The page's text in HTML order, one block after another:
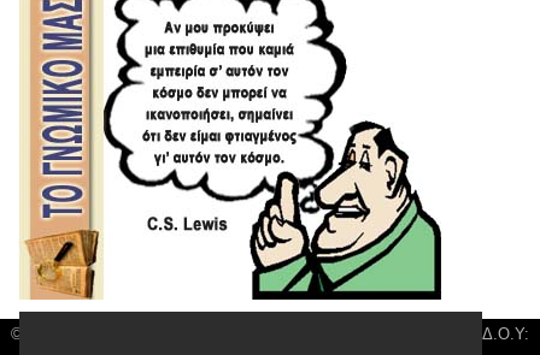
© 3kala News | Διακριτικός Τίτλος: Orion Media, ΑΦΜ: 043750542, Δ.Ο.Υ: